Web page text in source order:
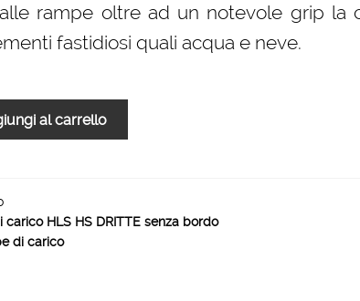
rampe oltre ad un notevole grip la
fastidiosi quali acqua e neve.
al carrello
carico HLS HS DRITTE senza bordo
di carico